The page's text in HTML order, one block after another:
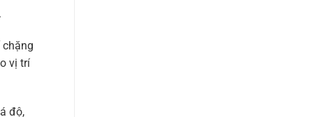
vị trí
độ,